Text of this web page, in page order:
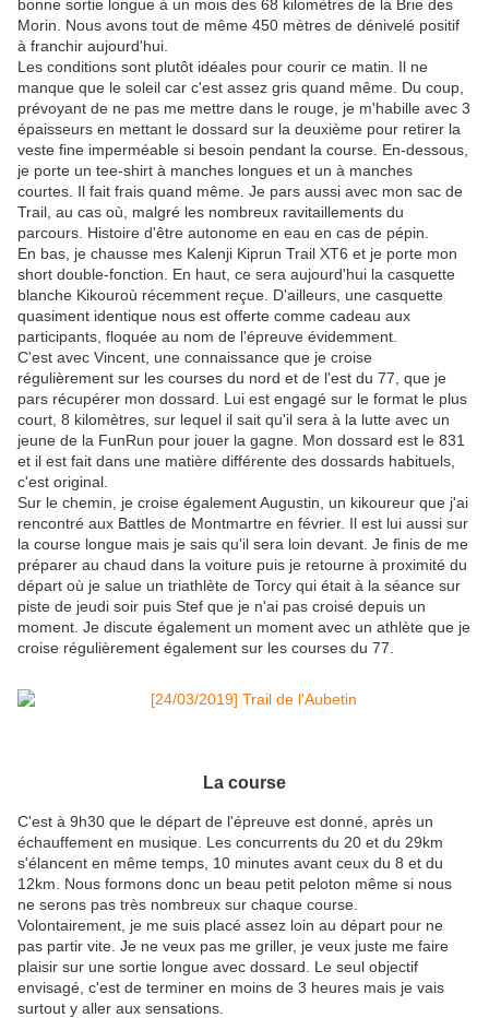
bonne sortie longue à un mois des 68 kilomètres de la Brie des
Morin. Nous avons tout de même 450 mètres de dénivelé positif
à franchir aujourd'hui.
Les conditions sont plutôt idéales pour courir ce matin. Il ne
manque que le soleil car c'est assez gris quand même. Du coup,
prévoyant de ne pas me mettre dans le rouge, je m'habille avec 3
épaisseurs en mettant le dossard sur la deuxième pour retirer la
veste fine imperméable si besoin pendant la course. En-dessous,
je porte un tee-shirt à manches longues et un à manches
courtes. Il fait frais quand même. Je pars aussi avec mon sac de
Trail, au cas où, malgré les nombreux ravitaillements du
parcours. Histoire d'être autonome en eau en cas de pépin.
En bas, je chausse mes Kalenji Kiprun Trail XT6 et je porte mon
short double-fonction. En haut, ce sera aujourd'hui la casquette
blanche Kikouroù récemment reçue. D'ailleurs, une casquette
quasiment identique nous est offerte comme cadeau aux
participants, floquée au nom de l'épreuve évidemment.
C'est avec Vincent, une connaissance que je croise
régulièrement sur les courses du nord et de l'est du 77, que je
pars récupérer mon dossard. Lui est engagé sur le format le plus
court, 8 kilomètres, sur lequel il sait qu'il sera à la lutte avec un
jeune de la FunRun pour jouer la gagne. Mon dossard est le 831
et il est fait dans une matière différente des dossards habituels,
c'est original.
Sur le chemin, je croise également Augustin, un kikoureur que j'ai
rencontré aux Battles de Montmartre en février. Il est lui aussi sur
la course longue mais je sais qu'il sera loin devant. Je finis de me
préparer au chaud dans la voiture puis je retourne à proximité du
départ où je salue un triathlète de Torcy qui était à la séance sur
piste de jeudi soir puis Stef que je n'ai pas croisé depuis un
moment. Je discute également un moment avec un athlète que je
croise régulièrement également sur les courses du 77.
La course
C'est à 9h30 que le départ de l'épreuve est donné, après un
échauffement en musique. Les concurrents du 20 et du 29km
s'élancent en même temps, 10 minutes avant ceux du 8 et du
12km. Nous formons donc un beau petit peloton même si nous
ne serons pas très nombreux sur chaque course.
Volontairement, je me suis placé assez loin au départ pour ne
pas partir vite. Je ne veux pas me griller, je veux juste me faire
plaisir sur une sortie longue avec dossard. Le seul objectif
envisagé, c'est de terminer en moins de 3 heures mais je vais
surtout y aller aux sensations.